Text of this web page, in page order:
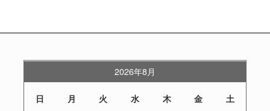
2026年8月
日 月 火 水 木 金 土